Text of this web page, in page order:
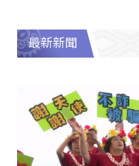
最新新聞